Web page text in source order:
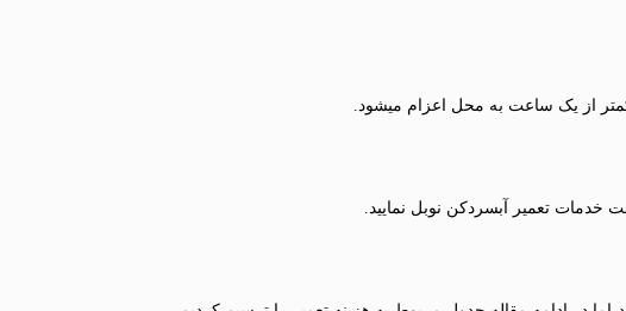
از یک ساعت به محل اعزام میشود.
خدمات تعمیر آبسردکن نوبل نمایید.